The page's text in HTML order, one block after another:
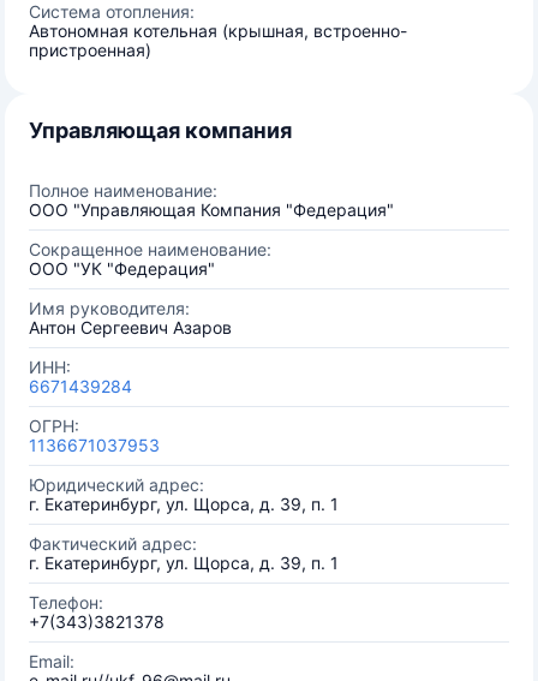
Система отопления:
Автономная котельная (крышная, встроенно-
пристроенная)
Управляющая компания
Полное наименование:
ООО "Управляющая Компания "Федерация"
Сокращенное наименование:
ООО "УК "Федерация"
Имя руководителя:
Антон Сергеевич Азаров
ИНН:
6671439284
ОГРН:
1136671037953
Юридический адрес:
г. Екатеринбург, ул. Щорса, д. 39, п. 1
Фактический адрес:
г. Екатеринбург, ул. Щорса, д. 39, п. 1
Телефон:
+7(343)3821378
Email: